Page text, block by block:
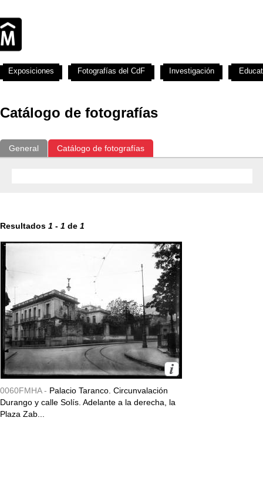
Catálogo de fotografías
General Catálogo de fotografías
Resultados 1 - 1 de 1
0060FMHA - Palacio Taranco. Circunvalación
Durango y calle Solís. Adelante a la derecha, la
Plaza Zab...
Exposiciones Fotografías del CdF Investigación